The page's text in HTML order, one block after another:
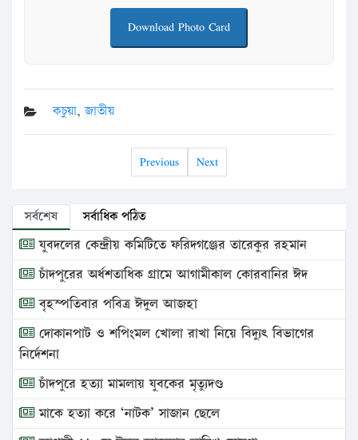
Download Photo Card
কচুয়া,জাতীয়
Previous Next
সর্বশেষ সর্বাধিক পঠিত
যুবদলের কেন্দ্রীয় কমিটিতে ফরিদগঞ্জের তারেকুর রহমান
চাঁদপুরের অর্ধশতাধিক গ্রামে আগামীকাল কোরবানির ঈদ
বৃহস্পতিবার পবিত্র ঈদুল আজহা
দোকানপাট ও শপিংমল খোলা রাখা নিয়ে বিদ্যুৎ বিভাগের
নির্দেশনা
চাঁদপুরে হত্যা মামলায় যুবকের মৃত্যুদণ্ড
মাকে হত্যা করে ‘নাটক’ সাজান ছেলে